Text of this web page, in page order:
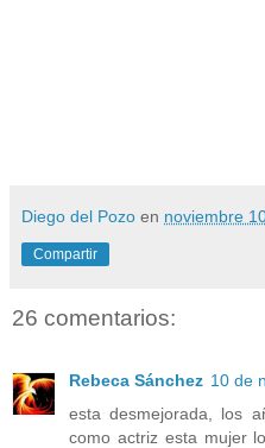
Diego del Pozo en noviembre
Compartir
26 comentarios:
Rebeca Sánchez 10 de
esta desmejorada, los
como actriz esta mujer